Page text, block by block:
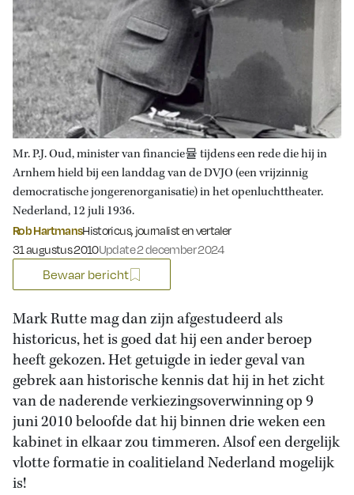
Mr. P.J. Oud, minister van financie뮬 tijdens een rede die hij in
Arnhem hield bij een landdag van de DVJO (een vrijzinnig
democratische jongerenorganisatie) in het openluchttheater.
Nederland, 12 juli 1936.
Rob HartmansHistoricus, journalist en vertaler
Gepubliceerd op:
31 augustus 2010Update 2 december 2024
Bewaar bericht
Mark Rutte mag dan zijn afgestudeerd als
historicus, het is goed dat hij een ander beroep
heeft gekozen. Het getuigde in ieder geval van
gebrek aan historische kennis dat hij in het zicht
van de naderende verkiezingsoverwinning op 9
juni 2010 beloofde dat hij binnen drie weken een
kabinet in elkaar zou timmeren. Alsof een dergelijk
vlotte formatie in coalitieland Nederland mogelijk
is!